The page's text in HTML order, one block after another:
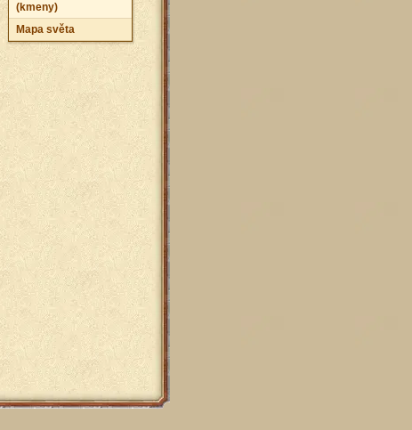
(kmeny)
Mapa světa